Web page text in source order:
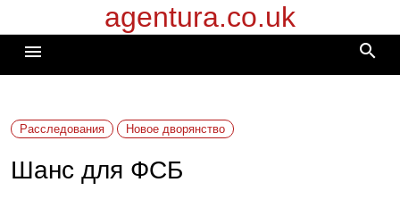
к
содержимому
agentura.co.uk
menu search
Расследования Новое дворянство
Шанс для ФСБ